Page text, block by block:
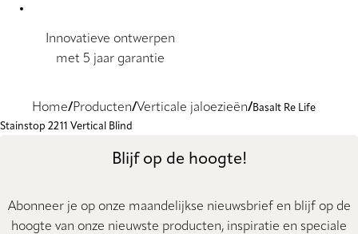
Innovatieve ontwerpen
met 5 jaar garantie
Home Producten Verticale jaloezieën
Basalt Re Life
Stainstop 2211 Vertical Blind
Blijf op de hoogte!
Abonneer je op onze maandelijkse nieuwsbrief en blijf op de
hoogte van onze nieuwste producten, inspiratie en speciale